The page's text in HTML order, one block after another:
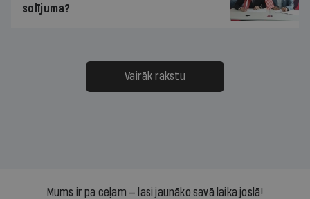
solījuma?
Vairāk rakstu
Mums ir pa ceļam — lasi jaunāko savā laika joslā!